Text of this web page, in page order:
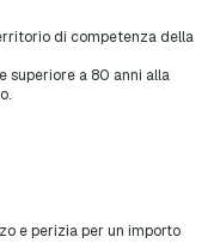
di competenza della
superiore a 80 anni alla
e perizia per un importo